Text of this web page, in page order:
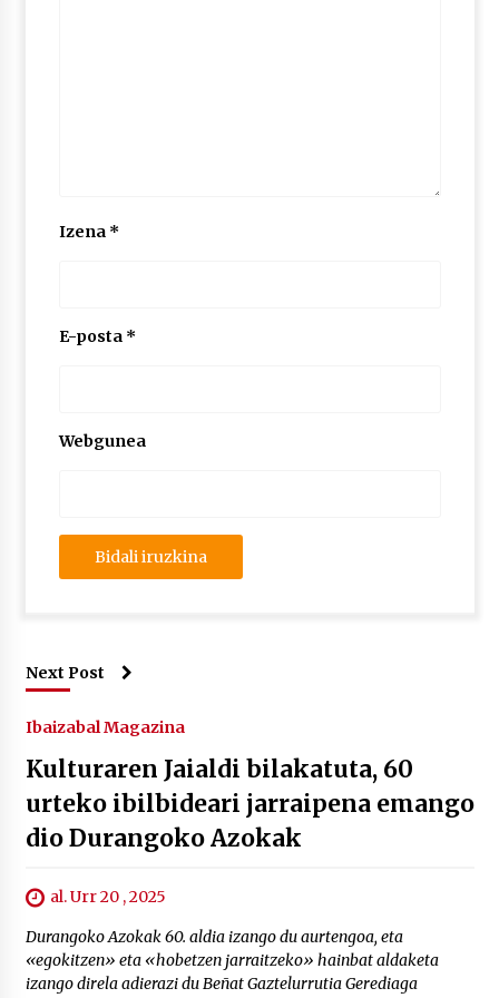
Izena *
E-posta *
Webgunea
Next Post
Ibaizabal Magazina
Kulturaren Jaialdi bilakatuta, 60
urteko ibilbideari jarraipena emango
dio Durangoko Azokak
al. Urr 20 , 2025
Durangoko Azokak 60. aldia izango du aurtengoa, eta
«egokitzen» eta «hobetzen jarraitzeko» hainbat aldaketa
izango direla adierazi du Beñat Gaztelurrutia Gerediaga